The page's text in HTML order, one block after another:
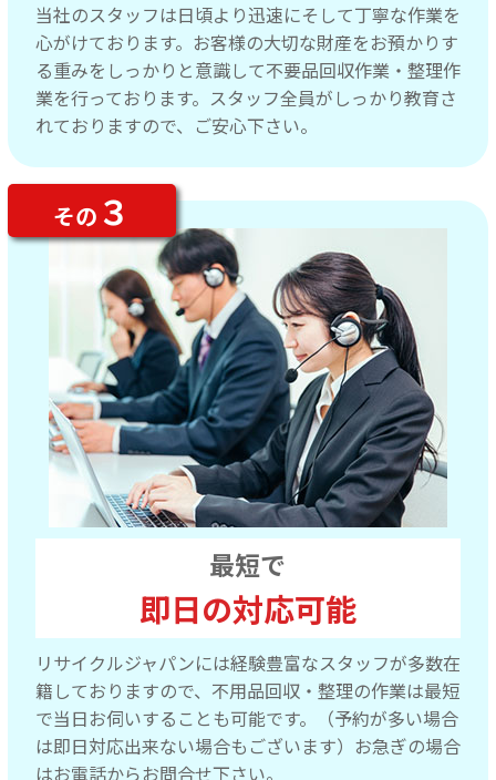
当社のスタッフは日頃より迅速にそして丁寧な作業を
心がけております。お客様の大切な財産をお預かりす
る重みをしっかりと意識して不要品回収作業・整理作
業を行っております。スタッフ全員がしっかり教育さ
れておりますので、ご安心下さい。
最短で
即日の対応可能
リサイクルジャパンには経験豊富なスタッフが多数在
籍しておりますので、不用品回収・整理の作業は最短
で当日お伺いすることも可能です。（予約が多い場合
は即日対応出来ない場合もございます）お急ぎの場合
はお電話からお問合せ下さい。
その ３